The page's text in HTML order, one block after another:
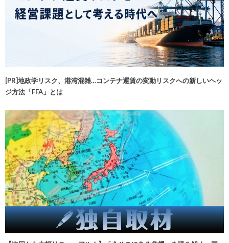
[PR]地政学リスク、港湾混雑…コンテナ運賃の変動リスクへの新しいヘッ
ジ方法「FFA」とは